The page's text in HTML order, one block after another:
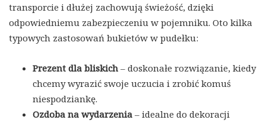
transporcie i dłużej zachowują świeżość, dzięki
odpowiedniemu zabezpieczeniu w pojemniku. Oto kilka
typowych zastosowań bukietów w pudełku:
Prezent dla bliskich – doskonałe rozwiązanie, kiedy
chcemy wyrazić swoje uczucia i zrobić komuś
niespodziankę.
Ozdoba na wydarzenia – idealne do dekoracji